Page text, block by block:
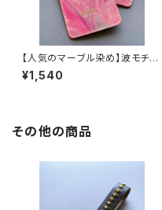
【人気のマーブル染め】波モチー
フ カードケース(ピンクカラー)
¥1,540
その他の商品